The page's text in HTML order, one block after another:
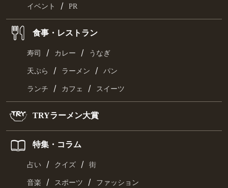
イベント / PR
食事・レストラン
寿司 / カレー / うなぎ
天ぷら / ラーメン / パン
ランチ / カフェ / スイーツ
TRYラーメン大賞
特集・コラム
占い / クイズ / 街
音楽 / スポーツ / ファッション